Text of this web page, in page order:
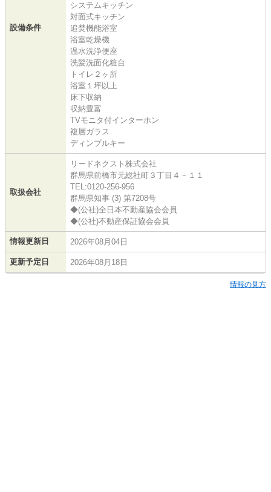
設備条件
システムキッチン
対面式キッチン
追焚機能浴室
浴室乾燥機
温水洗浄便座
洗髪洗面化粧台
トイレ２ヶ所
浴室１坪以上
床下収納
収納豊富
TVモニタ付インターホン
複層ガラス
ディンプルキー
取扱会社
リードネクスト株式会社
群馬県前橋市元総社町３丁目４－１１
TEL:0120-256-956
群馬県知事 (3) 第7208号
◆(公社)全日本不動産協会会員
◆(公社)不動産保証協会会員
情報更新日 2026年08月04日
更新予定日 2026年08月18日
情報の見方